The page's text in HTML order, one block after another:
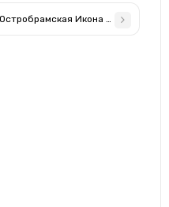
8,5х10,5см арочной формы
Остробрамская Икона Божией